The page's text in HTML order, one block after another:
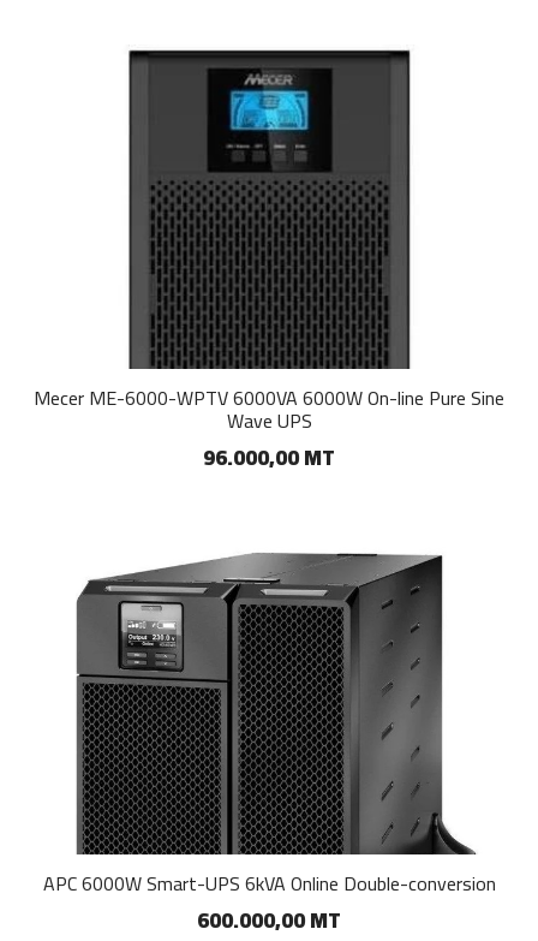
Mecer ME-6000-WPTV 6000VA 6000W On-line Pure Sine
Wave UPS
96.000,00 MT
APC 6000W Smart-UPS 6kVA Online Double-conversion
600.000,00 MT